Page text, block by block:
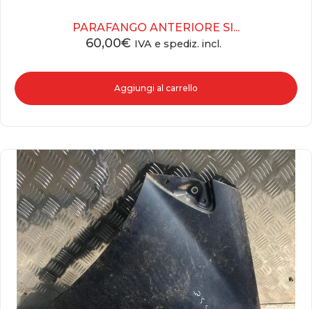
PARAFANGO ANTERIORE SI...
60,00€ IVA e spediz. incl.
Aggiungi al carrello